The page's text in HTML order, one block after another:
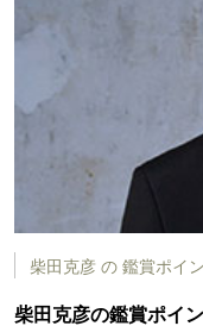
柴田克彦 の 鑑賞ポイ
柴田克彦の鑑賞ポイ